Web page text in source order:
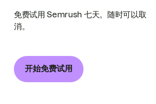
免费试用 Semrush 七天。随时可以取
消。
开始免费试用